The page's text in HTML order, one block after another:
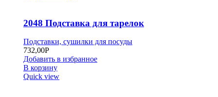
2048 Подставка для тарелок
Подставки, сушилки для посуды
732,00Р
Добавить в избранное
В корзину
Quick view